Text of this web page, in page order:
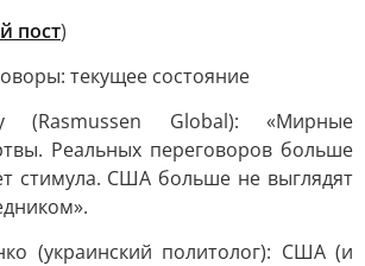
пост)
текущее состояние
(Rasmussen Global): «Мирные
Реальных переговоров больше
стимула. США больше не выглядят
(украинский политолог): США (и